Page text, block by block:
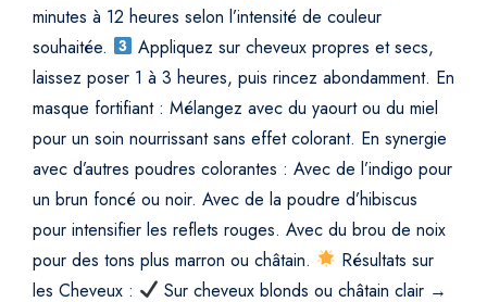
minutes à 12 heures selon l’intensité de couleur
souhaitée.
Appliquez sur cheveux propres et secs,
laissez poser 1 à 3 heures, puis rincez abondamment. En
masque fortifiant : Mélangez avec du yaourt ou du miel
pour un soin nourrissant sans effet colorant. En synergie
avec d’autres poudres colorantes : Avec de l’indigo pour
un brun foncé ou noir. Avec de la poudre d’hibiscus
pour intensifier les reflets rouges. Avec du brou de noix
pour des tons plus marron ou châtain.
Résultats sur
les Cheveux :
Sur cheveux blonds ou châtain clair →